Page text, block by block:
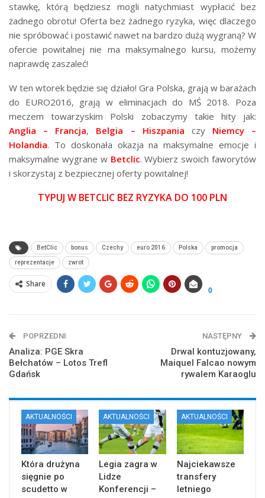
stawkę, którą będziesz mogli natychmiast wypłacić bez
żadnego obrotu! Oferta bez żadnego ryzyka, więc dlaczego
nie spróbować i postawić nawet na bardzo dużą wygraną? W
ofercie powitalnej nie ma maksymalnego kursu, możemy
naprawdę zaszaleć!
W ten wtorek będzie się działo! Gra Polska, grają w barażach
do EURO2016, grają w eliminacjach do MŚ 2018. Poza
meczem towarzyskim Polski zobaczymy takie hity jak:
Anglia – Francja, Belgia – Hiszpania czy Niemcy –
Holandia. To doskonała okazja na maksymalne emocje i
maksymalne wygrane w Betclic. Wybierz swoich faworytów
i skorzystaj z bezpiecznej oferty powitalnej!
TYPUJ W BETCLIC BEZ RYZYKA DO 100 PLN
BetClic bonus Czechy euro 2016 Polska promocja
reprezentacje zwrot
Share
0
POPRZEDNI
Analiza: PGE Skra
Bełchatów – Lotos Trefl
Gdańsk
NASTĘPNY
Drwal kontuzjowany,
Maiquel Falcao nowym
rywalem Karaoglu
AKTUALNOŚCI
Która drużyna
sięgnie po
scudetto w
AKTUALNOŚCI
Legia zagra w
Lidze
Konferencji –
AKTUALNOŚCI
Najciekawsze
transfery
letniego